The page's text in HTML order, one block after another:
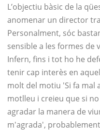
L’objectiu bàsic de la
anomenar un director
Personalment, sóc
sensible a les formes de
Infern, fins i tot ho he
tenir cap interès en
molt del motiu 'Si fa mal
motlleu i creieu que si
agradar la manera de
m'agrada',